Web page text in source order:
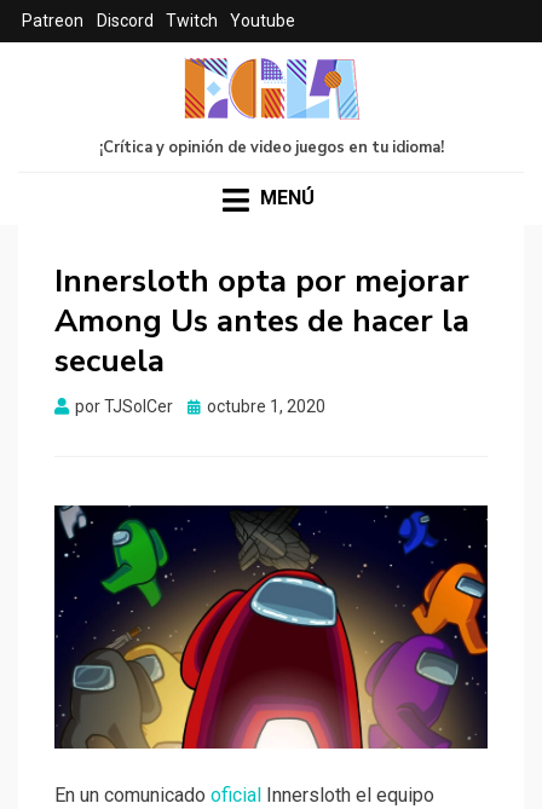
Patreon Discord Twitch Youtube
¡Crítica y opinión de video juegos en tu idioma!
MENÚ
Innersloth opta por mejorar
Among Us antes de hacer la
secuela
porTJSolCer
Publicado
octubre 1, 2020
En un comunicado oficial
Innersloth el equipo